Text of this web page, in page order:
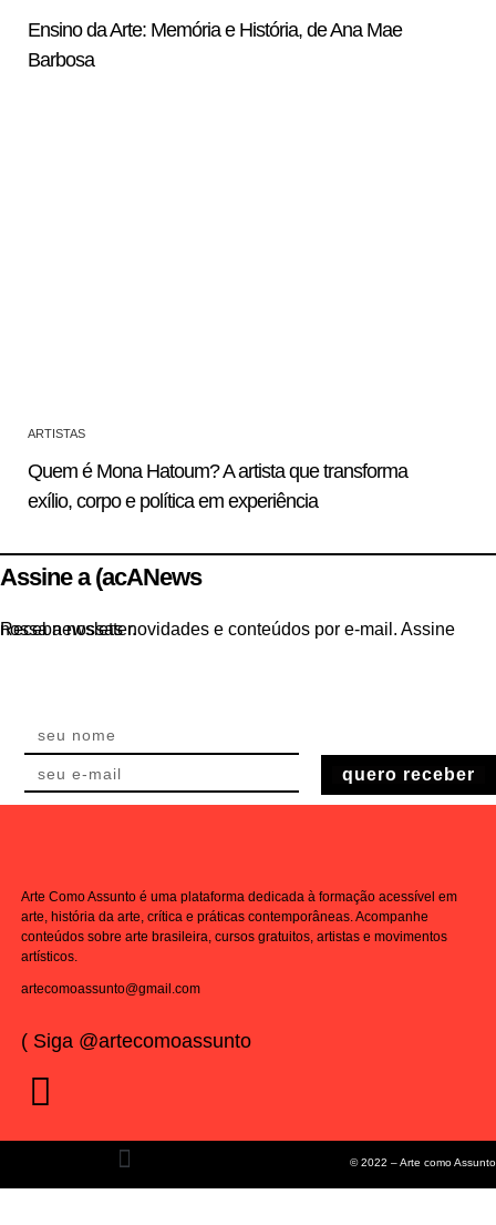
Ensino da Arte: Memória e História, de Ana Mae
Barbosa
ARTISTAS
Quem é Mona Hatoum? A artista que transforma
exílio, corpo e política em experiência
Assine a (acANews
Receba nossas novidades e conteúdos por e-mail. Assine nossa newsletter.
quero receber
Arte Como Assunto é uma plataforma dedicada à formação acessível em
arte, história da arte, crítica e práticas contemporâneas. Acompanhe
conteúdos sobre arte brasileira, cursos gratuitos, artistas e movimentos
artísticos.
artecomoassunto@gmail.com
( Siga @artecomoassunto
© 2022 – Arte como Assunto